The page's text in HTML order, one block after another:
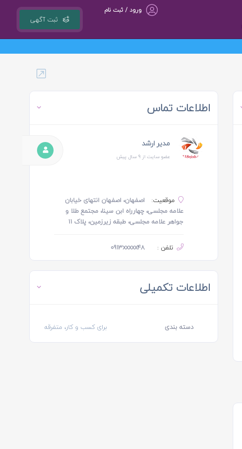
ثبت آگهی
ورود / ثبت نام
اطلاعات تماس
مدیر ارشد
عضو سایت از 9 سال پیش
موقعیت:
اصفهان، اصفهان انتهای خیابان
علامه مجلسی، چهارراه ابن سینا، مجتمع طلا و
جواهر علامه مجلسی، طبقه زیرزمین، پلاک 11
تلفن : 0913xxxxx48
اطلاعات تکمیلی
دسته بندی برای کسب و کار، متفرقه